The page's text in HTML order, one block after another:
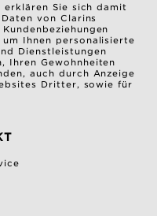
erklären Sie sich damit
von Clarins
Ihnen personalisierte
Dienstleistungen
Ihren Gewohnheiten
auch durch Anzeige
Dritter, sowie für